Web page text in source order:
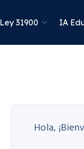
Ley 31900 IA
Hola,